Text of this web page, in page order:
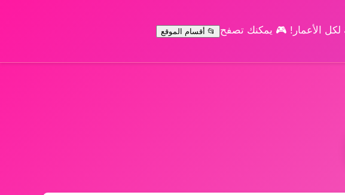
لكل الأعمار! 🎮 يمكنك تصفح 📂 أقسام الموقع